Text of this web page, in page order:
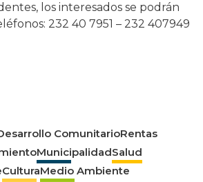
los interesados se podrán
232 40 7951 – 232 407949
ComunitarioRentas
MunicipalidadSalud
CulturaMedio Ambiente